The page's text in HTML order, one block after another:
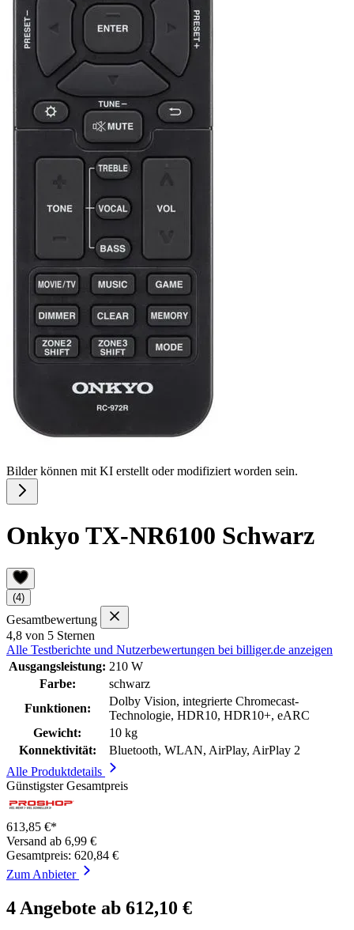
Bilder können mit KI erstellt oder modifiziert worden sein.
Onkyo TX-NR6100 Schwarz
(4)
Gesamtbewertung
4,8 von 5 Sternen
Alle Testberichte und Nutzerbewertungen bei billiger.de anzeigen
Ausgangsleistung: 210 W
Farbe:
schwarz
Funktionen:
Dolby Vision, integrierte Chromecast-
Technologie, HDR10, HDR10+, eARC
Gewicht:
10 kg
Konnektivität:
Bluetooth, WLAN, AirPlay, AirPlay 2
Alle Produktdetails
Günstigster Gesamtpreis
613,85 €*
Versand ab 6,99 €
Gesamtpreis: 620,84 €
Zum Anbieter
4 Angebote ab 612,10 €